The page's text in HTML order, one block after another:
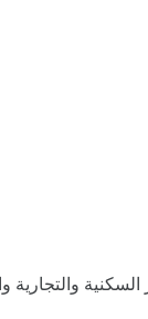
والتجارية